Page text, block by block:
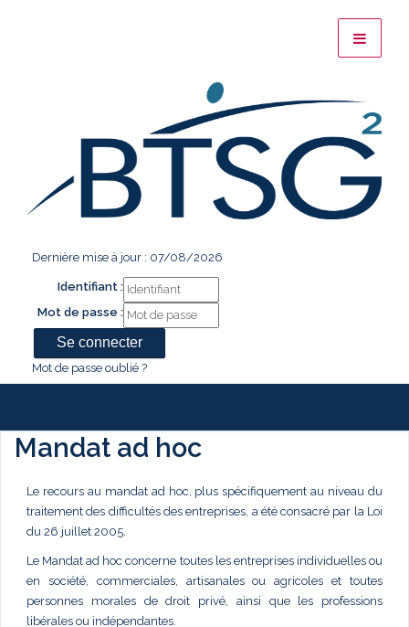
Dernière mise à jour : 07/08/2026
Identifiant :
Mot de passe :
Mot de passe oublié ?
Mandat ad hoc
Le recours au mandat ad hoc, plus spécifiquement au niveau du
traitement des difficultés des entreprises, a été consacré par la Loi
du 26 juillet 2005.
Le Mandat ad hoc concerne toutes les entreprises individuelles ou
en société, commerciales, artisanales ou agricoles et toutes
personnes morales de droit privé, ainsi que les professions
libérales ou indépendantes.